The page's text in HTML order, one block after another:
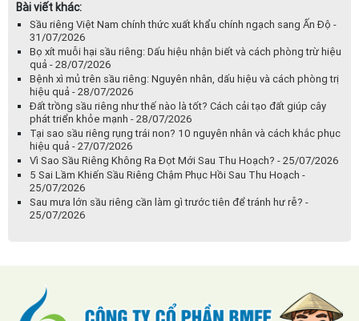
Bài viết khác:
Sầu riêng Việt Nam chính thức xuất khẩu chính ngạch sang Ấn Độ -
31/07/2026
Bọ xít muỗi hại sầu riêng: Dấu hiệu nhận biết và cách phòng trừ hiệu
quả - 28/07/2026
Bệnh xì mủ trên sầu riêng: Nguyên nhân, dấu hiệu và cách phòng trị
hiệu quả - 28/07/2026
Đất trồng sầu riêng như thế nào là tốt? Cách cải tạo đất giúp cây
phát triển khỏe mạnh - 28/07/2026
Tại sao sầu riêng rụng trái non? 10 nguyên nhân và cách khắc phục
hiệu quả - 27/07/2026
Vì Sao Sầu Riêng Không Ra Đọt Mới Sau Thu Hoạch? - 25/07/2026
5 Sai Lầm Khiến Sầu Riêng Chậm Phục Hồi Sau Thu Hoạch -
25/07/2026
Sau mưa lớn sầu riêng cần làm gì trước tiên để tránh hư rễ? -
25/07/2026